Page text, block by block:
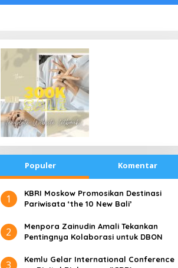
Populer Komentar
1
​KBRI Moskow Promosikan Destinasi
Pariwisata ‘the 10 New Bali’
2
​Menpora Zainudin Amali Tekankan
Pentingnya Kolaborasi untuk DBON
3
​Kemlu Gelar International Conference